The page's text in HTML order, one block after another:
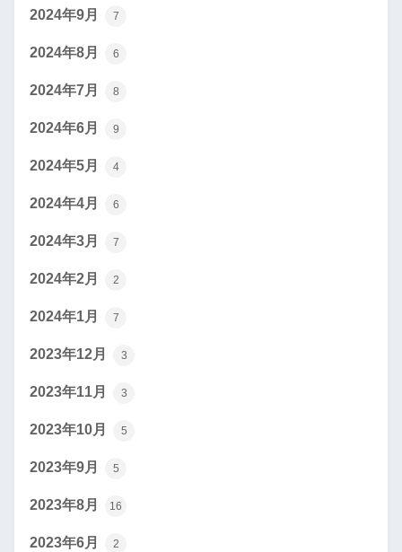
2024年9月 7
2024年8月 6
2024年7月 8
2024年6月 9
2024年5月 4
2024年4月 6
2024年3月 7
2024年2月 2
2024年1月 7
2023年12月 3
2023年11月 3
2023年10月 5
2023年9月 5
2023年8月 16
2023年6月 2